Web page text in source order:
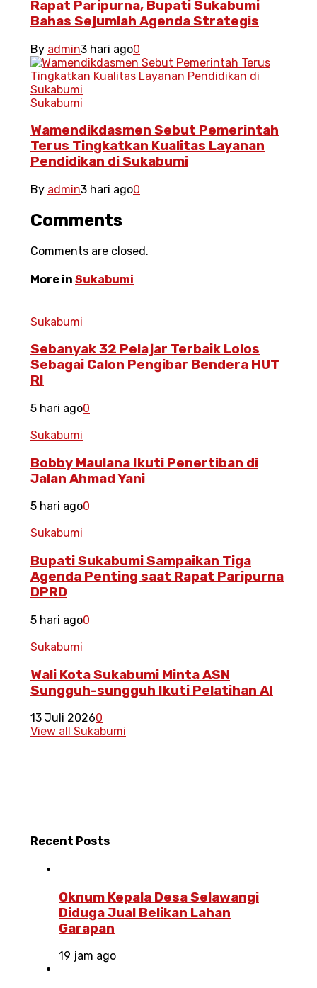
Rapat Paripurna, Bupati Sukabumi
Bahas Sejumlah Agenda Strategis
By admin3 hari ago0
Sukabumi
Wamendikdasmen Sebut Pemerintah
Terus Tingkatkan Kualitas Layanan
Pendidikan di Sukabumi
By admin3 hari ago0
Comments
Comments are closed.
More in Sukabumi
Sukabumi
Sebanyak 32 Pelajar Terbaik Lolos
Sebagai Calon Pengibar Bendera HUT
RI
5 hari ago0
Sukabumi
Bobby Maulana Ikuti Penertiban di
Jalan Ahmad Yani
5 hari ago0
Sukabumi
Bupati Sukabumi Sampaikan Tiga
Agenda Penting saat Rapat Paripurna
DPRD
5 hari ago0
Sukabumi
Wali Kota Sukabumi Minta ASN
Sungguh-sungguh Ikuti Pelatihan AI
13 Juli 20260
View all Sukabumi
Recent Posts
Oknum Kepala Desa Selawangi
Diduga Jual Belikan Lahan
Garapan
19 jam ago